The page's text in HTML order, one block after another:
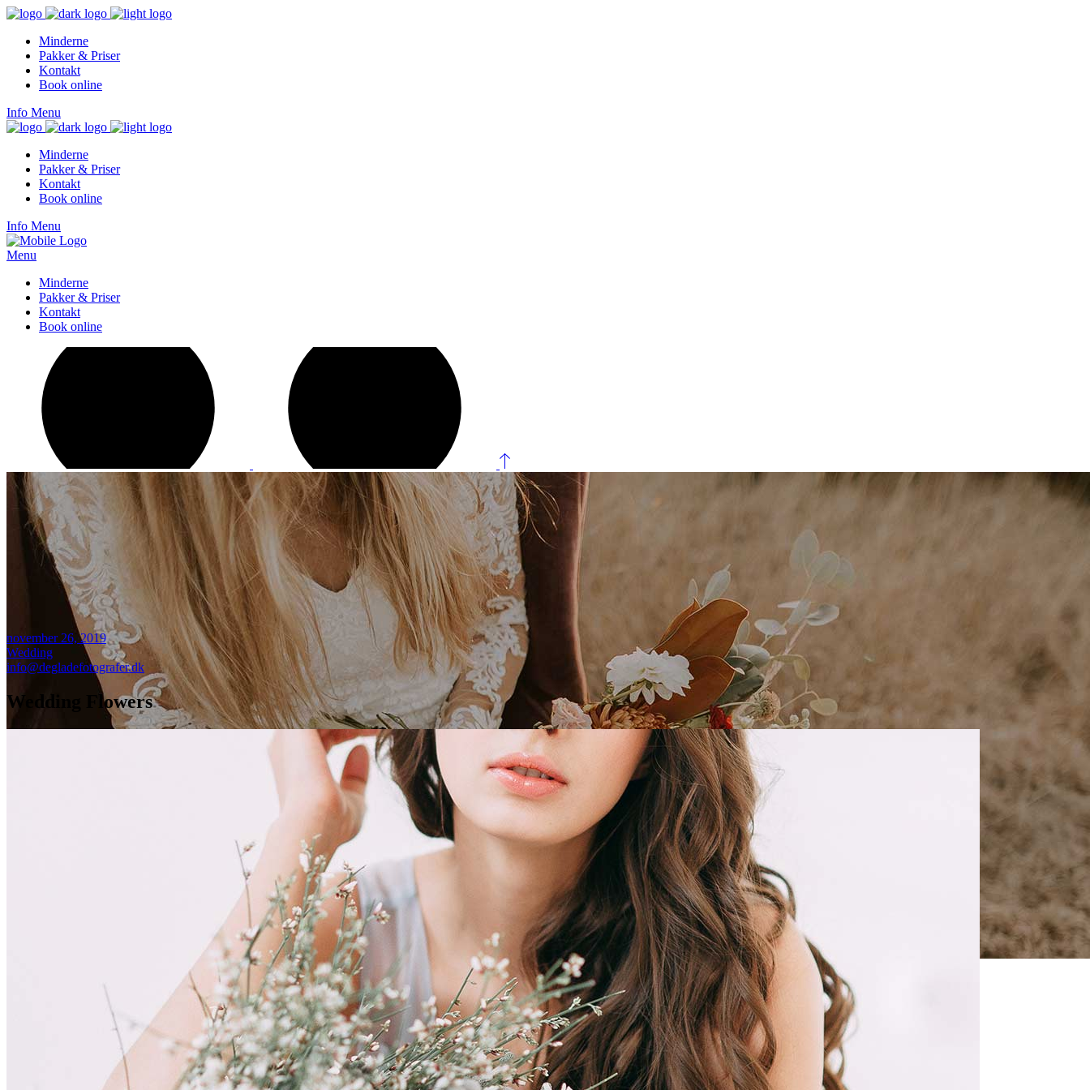
Minderne
Pakker & Priser
Kontakt
Book online
Info Menu
Minderne
Pakker & Priser
Kontakt
Book online
Info Menu
Menu
Minderne
Pakker & Priser
Kontakt
Book online
De Glade Fotografer
/ Wedding Flowers
november 26, 2019
Wedding
info@degladefotografer.dk
Wedding Flowers